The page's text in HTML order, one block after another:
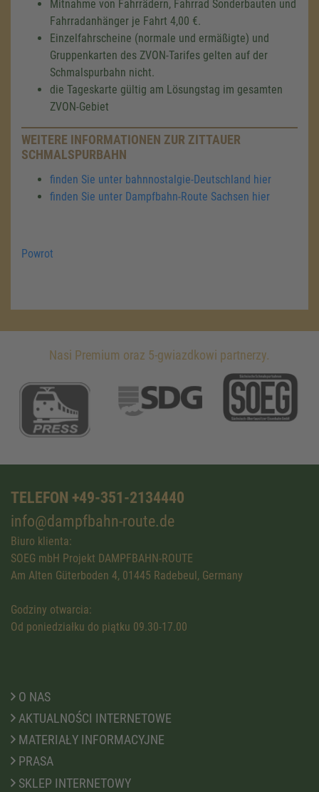
Mitnahme von Fahrrädern, Fahrrad Sonderbauten und
Fahrradanhänger je Fahrt 4,00 €.
Einzelfahrscheine (normale und ermäßigte) und
Gruppenkarten des ZVON-Tarifes gelten auf der
Schmalspurbahn nicht.
die Tageskarte gültig am Lösungstag im gesamten
ZVON-Gebiet
WEITERE INFORMATIONEN ZUR ZITTAUER
SCHMALSPURBAHN
finden Sie unter bahnnostalgie-Deutschland hier
finden Sie unter Dampfbahn-Route Sachsen hier
Powrot
Nasi Premium oraz 5-gwiazdkowi partnerzy.
TELEFON +49-351-2134440
info@dampfbahn-route.de
Biuro klienta:
SOEG mbH Projekt DAMPFBAHN-ROUTE
Am Alten Güterboden 4, 01445 Radebeul, Germany
Godziny otwarcia:
Od poniedziałku do piątku 09.30-17.00
O NAS
AKTUALNOŚCI INTERNETOWE
MATERIAŁY INFORMACYJNE
PRASA
SKLEP INTERNETOWY